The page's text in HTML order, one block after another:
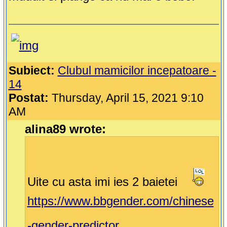
Subiect: Clubul mamicilor incepatoare -
14
Postat: Thursday, April 15, 2021 9:10
AM
alina89 wrote:
Uite cu asta imi ies 2 baietei
https://www.bbgender.com/chinese